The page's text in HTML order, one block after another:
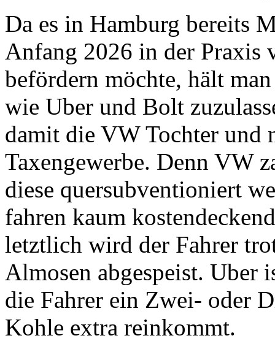
Da es in Hamburg bereits
Anfang 2026 in der Praxis
befördern möchte, hält
wie Uber und Bolt
damit die VW Tochter und
Taxengewerbe. Denn VW
diese quersubventioniert
fahren kaum
letztlich wird der Fahrer
Almosen abgespeist. Uber
die Fahrer ein Zwei- oder
Kohle extra reinkommt.